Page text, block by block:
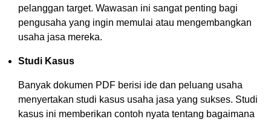
pelanggan target. Wawasan ini sangat penting bagi
pengusaha yang ingin memulai atau mengembangkan
usaha jasa mereka.
Studi Kasus
Banyak dokumen PDF berisi ide dan peluang usaha
menyertakan studi kasus usaha jasa yang sukses. Studi
kasus ini memberikan contoh nyata tentang bagaimana